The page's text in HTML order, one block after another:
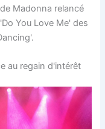
Madonna relancé
You Love Me' des
au regain d'intérêt